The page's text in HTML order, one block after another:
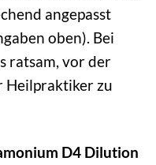
angepasst
oben). Bei
ratsam, vor der
Heilpraktiker zu
D4 Dilution